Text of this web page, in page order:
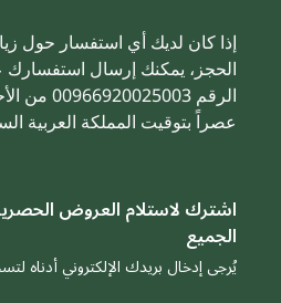
إذا كان لديك أي استفسار حول
الحجز، يمكنك إرسال
عصراً بتوقيت المملكة العربية
اشترك لاستلام العروض
الجميع
يُرجى إدخال بريدك الإلكتروني أدناه